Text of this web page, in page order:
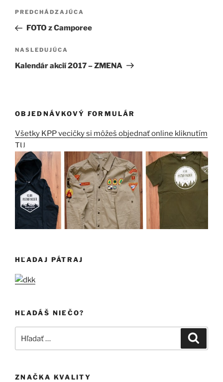
Navigácia
článku
Predchádzajúci
článok
PREDCHÁDZAJÚCA
FOTO z Camporee
Ďalší
článok
NASLEDUJÚCA
Kalendár akcií 2017 – ZMENA
OBJEDNÁVKOVÝ FORMULÁR
Všetky KPP vecičky si môžeš objednať online kliknutím
TU
HĽADAJ PÁTRAJ
HĽADÁŠ NIEČO?
ZNAČKA KVALITY